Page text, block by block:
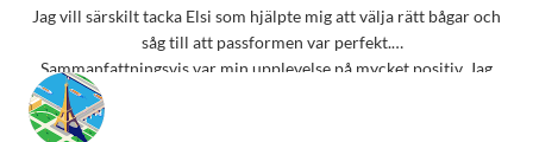
Jag vill särskilt tacka Elsi som hjälpte mig att välja rätt bågar och
såg till att passformen var perfekt.
Sammanfattningsvis var min upplevelse på mycket positiv. Jag
rekommenderar starkt detta ställe till alla som behöver